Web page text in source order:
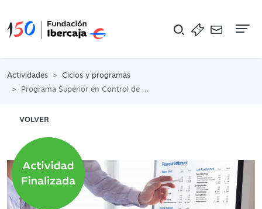
Actividades
Ciclos y programas
Programa Superior en Control de Gestión y Estrategia. 4ª edición.
VOLVER